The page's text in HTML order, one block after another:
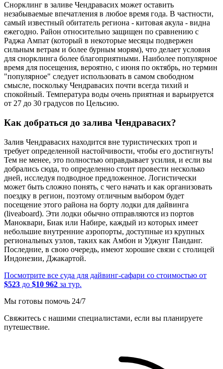
Снорклинг в заливе Чендравасих может оставить
незабываемые впечатления в любое время года. В частности,
самый известный обитатель региона - китовая акула - видна
ежегодно. Район относительно защищен по сравнению с
Раджа Ампат (который в некоторые месяцы подвержен
сильным ветрам и более бурным морям), что делает условия
для снорклинга более благоприятными. Наиболее популярное
время для посещения, вероятно, с июня по октябрь, но термин
"популярное" следует использовать в самом свободном
смысле, поскольку Чендравасих почти всегда тихий и
спокойный. Температура воды очень приятная и варьируется
от 27 до 30 градусов по Цельсию.
Как добраться до залива Чендравасих?
Залив Чендравасих находится вне туристических троп и
требует определенной настойчивости, чтобы его достигнуть!
Тем не менее, это полностью оправдывает усилия, и если вы
добрались сюда, то определенно стоит провести несколько
дней, исследуя подводное предложенное. Логистически
может быть сложно понять, с чего начать и как организовать
поездку в регион, поэтому отличным выбором будет
посещение этого района на борту лодки для дайвинга
(liveaboard). Эти лодки обычно отправляются из портов
Маноквари, Биак или Набире, каждый из которых имеет
небольшие внутренние аэропорты, доступные из крупных
региональных узлов, таких как Амбон и Уджунг Панданг.
Последние, в свою очередь, имеют хорошие связи с столицей
Индонезии, Джакартой.
Посмотрите все суда для дайвинг-сафари со стоимостью от
$523 до $10 962 за тур.
Мы готовы помочь 24/7
Свяжитесь с нашими специалистами, если вы планируете
путешествие.